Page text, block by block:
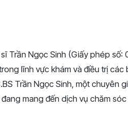
Trần Ngọc Sinh (Giấy phép số:
lĩnh vực khám và điều trị các
Trần Ngọc Sinh, một chuyên
mang đến dịch vụ chăm